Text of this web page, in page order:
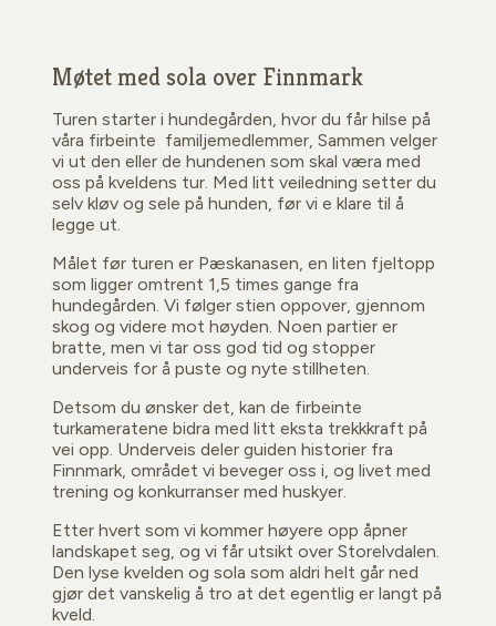
Møtet med sola over Finnmark
Turen starter i hundegården, hvor du får hilse på
våra firbeinte familjemedlemmer, Sammen velger
vi ut den eller de hundenen som skal væra med
oss på kveldens tur. Med litt veiledning setter du
selv kløv og sele på hunden, før vi e klare til å
legge ut.
Målet før turen er Pæskanasen, en liten fjeltopp
som ligger omtrent 1,5 times gange fra
hundegården. Vi følger stien oppover, gjennom
skog og videre mot høyden. Noen partier er
bratte, men vi tar oss god tid og stopper
underveis for å puste og nyte stillheten.
Detsom du ønsker det, kan de firbeinte
turkameratene bidra med litt eksta trekkkraft på
vei opp. Underveis deler guiden historier fra
Finnmark, området vi beveger oss i, og livet med
trening og konkurranser med huskyer.
Etter hvert som vi kommer høyere opp åpner
landskapet seg, og vi får utsikt over Storelvdalen.
Den lyse kvelden og sola som aldri helt går ned
gjør det vanskelig å tro at det egentlig er langt på
kveld.